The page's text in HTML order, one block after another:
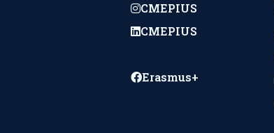
CMEPIUS
CMEPIUS
Erasmus+